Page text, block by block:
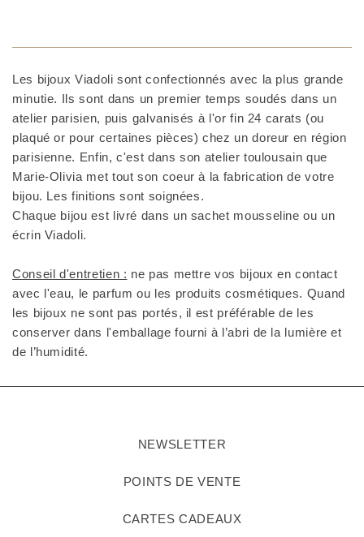
Les bijoux Viadoli sont confectionnés avec la plus grande
minutie. Ils sont dans un premier temps soudés dans un
atelier parisien, puis galvanisés à l'or fin 24 carats (ou
plaqué or pour certaines pièces) chez un doreur en région
parisienne. Enfin, c'est dans son atelier toulousain que
Marie-Olivia met tout son coeur à la fabrication de votre
bijou. Les finitions sont soignées.
Chaque bijou est livré dans un sachet mousseline ou un
écrin Viadoli.
Conseil d'entretien : ne pas mettre vos bijoux en contact
avec l'eau, le parfum ou les produits cosmétiques. Quand
les bijoux ne sont pas portés, il est préférable de les
conserver dans l'emballage fourni à l’abri de la lumière et
de l’humidité.
NEWSLETTER
POINTS DE VENTE
CARTES CADEAUX